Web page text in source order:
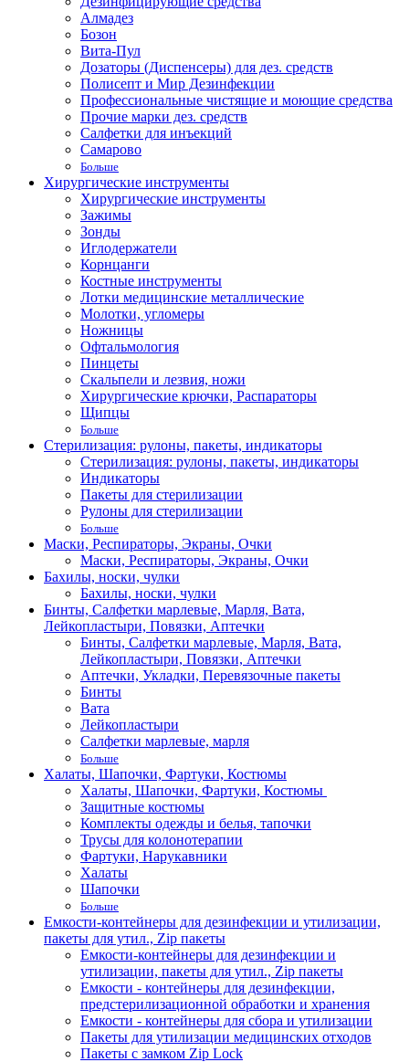
Алмадез
Бозон
Вита-Пул
Дозаторы (Диспенсеры) для дез. средств
Полисепт и Мир Дезинфекции
Профессиональные чистящие и моющие средства
Прочие марки дез. средств
Салфетки для инъекций
Самарово
Больше
Хирургические инструменты
Хирургические инструменты
Зажимы
Зонды
Иглодержатели
Корнцанги
Костные инструменты
Лотки медицинские металлические
Молотки, угломеры
Ножницы
Офтальмология
Пинцеты
Скальпели и лезвия, ножи
Хирургические крючки, Распараторы
Щипцы
Больше
Стерилизация: рулоны, пакеты, индикаторы
Стерилизация: рулоны, пакеты, индикаторы
Индикаторы
Пакеты для стерилизации
Рулоны для стерилизации
Больше
Маски, Респираторы, Экраны, Очки
Маски, Респираторы, Экраны, Очки
Бахилы, носки, чулки
Бахилы, носки, чулки
Бинты, Салфетки марлевые, Марля, Вата,
Лейкопластыри, Повязки, Аптечки
Бинты, Салфетки марлевые, Марля, Вата,
Лейкопластыри, Повязки, Аптечки
Аптечки, Укладки, Перевязочные пакеты
Бинты
Вата
Лейкопластыри
Салфетки марлевые, марля
Больше
Халаты, Шапочки, Фартуки, Костюмы
Халаты, Шапочки, Фартуки, Костюмы
Защитные костюмы
Комплекты одежды и белья, тапочки
Трусы для колонотерапии
Фартуки, Нарукавники
Халаты
Шапочки
Больше
Емкости-контейнеры для дезинфекции и утилизации,
пакеты для утил., Zip пакеты
Емкости-контейнеры для дезинфекции и
утилизации, пакеты для утил., Zip пакеты
Емкости - контейнеры для дезинфекции,
предстерилизационной обработки и хранения
Емкости - контейнеры для сбора и утилизации
Пакеты для утилизации медицинских отходов
Пакеты с замком Zip Lock